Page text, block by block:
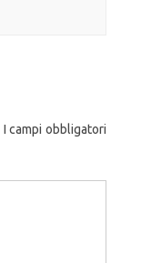
I campi obbligatori